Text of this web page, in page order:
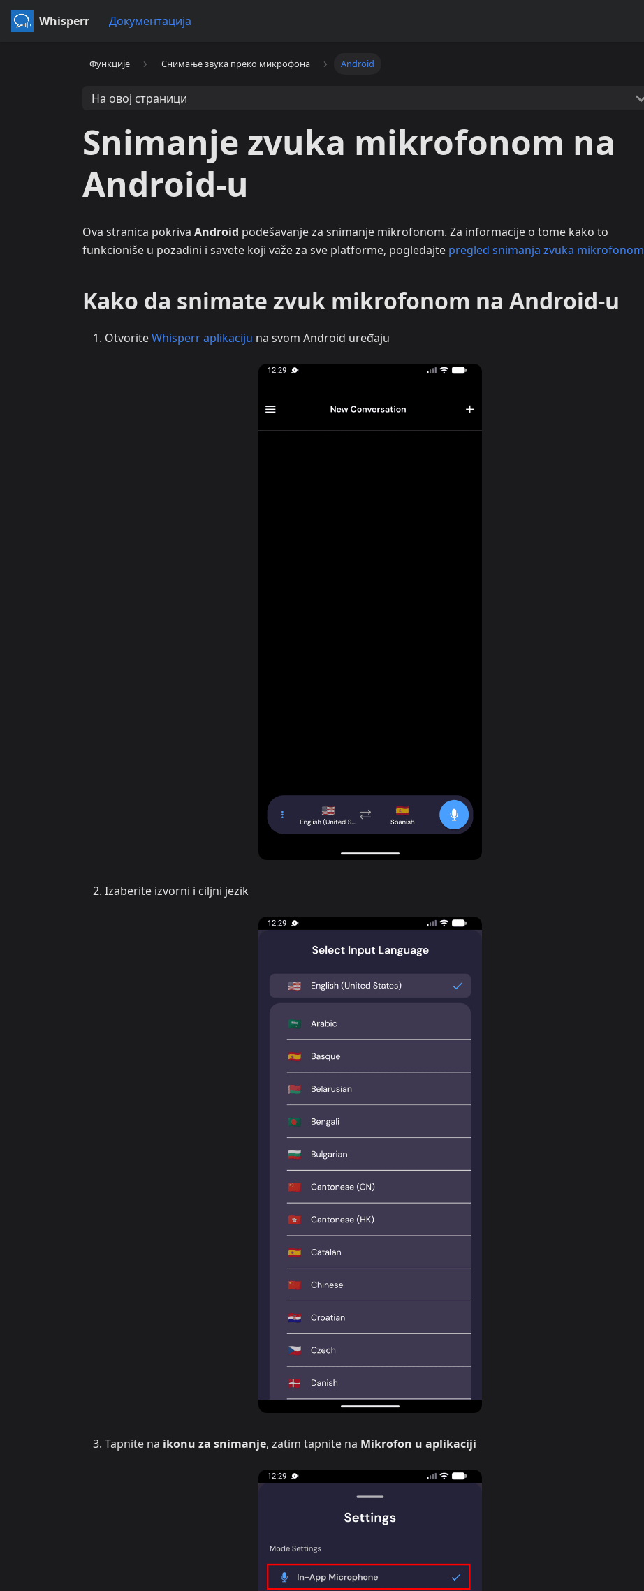
Whisperr Документација
Функције Снимање звука преко микрофона Android
На овој страници
Snimanje zvuka mikrofonom na
Android-u
Ova stranica pokriva Android podešavanje za snimanje mikrofonom. Za informacije o tome kako to
funkcioniše u pozadini i savete koji važe za sve platforme, pogledajte pregled snimanja zvuka mikrofonom
Kako da snimate zvuk mikrofonom na Android-u
OtvoriteWhisperr aplikaciju na svom Android uređaju
Izaberite izvorni i ciljni jezik
Tapnite na ikonu za snimanje, zatim tapnite na Mikrofon u aplikaciji